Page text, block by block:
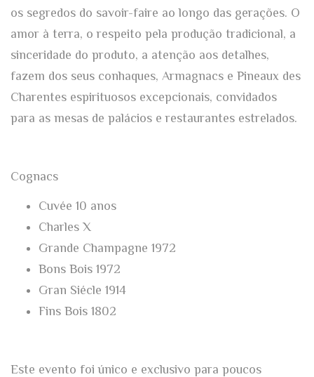
os segredos do savoir-faire ao longo das gerações. O
amor à terra, o respeito pela produção tradicional, a
sinceridade do produto, a atenção aos detalhes,
fazem dos seus conhaques, Armagnacs e Pineaux des
Charentes espirituosos excepcionais, convidados
para as mesas de palácios e restaurantes estrelados.
Cognacs
Cuvée 10 anos
Charles X
Grande Champagne 1972
Bons Bois 1972
Gran Siécle 1914
Fins Bois 1802
Este evento foi único e exclusivo para poucos